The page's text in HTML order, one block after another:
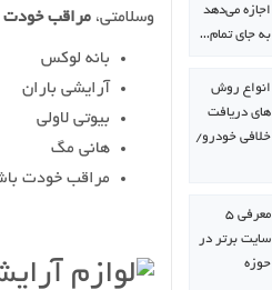
اجازه می‌دهد
به جای تمام…
انواع روش
های دریافت
خلافی خودرو/
معرفی ۵
سایت برتر در
حوزه
وسلامتی، مراقب
بانه لوکس
آرایشی باران
بیوتی لاولی
هانی مگ
مراقب خودت